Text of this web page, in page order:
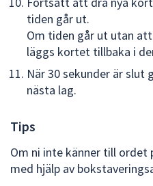
tiden går ut.
Om tiden går ut utan
läggs kortet tillbaka i
När 30 sekunder är slut
nästa lag.
Tips
Om ni inte känner till ordet
med hjälp av